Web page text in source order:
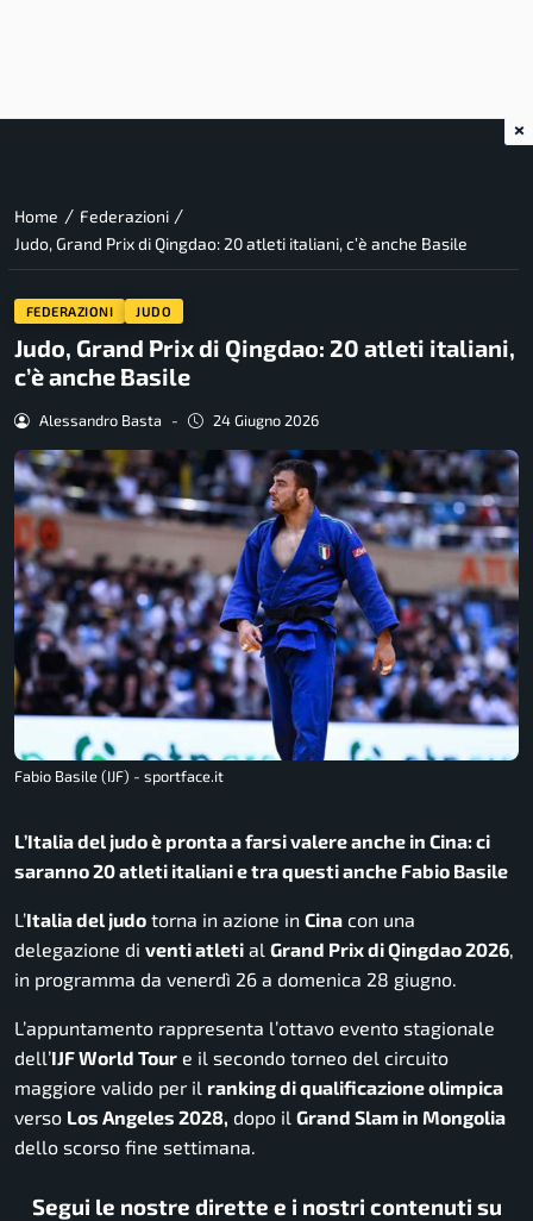
Home / Federazioni /
Judo, Grand Prix di Qingdao: 20 atleti italiani, c’è anche Basile
FEDERAZIONI JUDO
Judo, Grand Prix di Qingdao: 20 atleti italiani,
c’è anche Basile
Alessandro Basta - 24 Giugno 2026
Fabio Basile (IJF) - sportface.it
L’Italia del judo è pronta a farsi valere anche in Cina: ci
saranno 20 atleti italiani e tra questi anche Fabio Basile
L’Italia del judo torna in azione in Cina con una
delegazione di venti atleti al Grand Prix di Qingdao 2026
in programma da venerdì 26 a domenica 28 giugno.
L’appuntamento rappresenta l’ottavo evento stagionale
dell’IJF World Tour e il secondo torneo del circuito
maggiore valido per il ranking di qualificazione olimpica
verso Los Angeles 2028, dopo il Grand Slam in Mongolia
dello scorso fine settimana.
Segui le nostre dirette e i nostri contenuti su
×